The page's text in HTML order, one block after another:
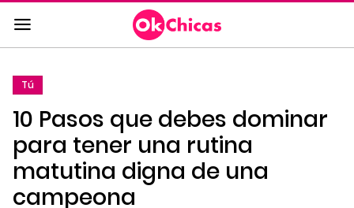
Saltar
al
contenido
la
navegación
principal
Tú
10 Pasos que debes dominar
para tener una rutina
matutina digna de una
campeona